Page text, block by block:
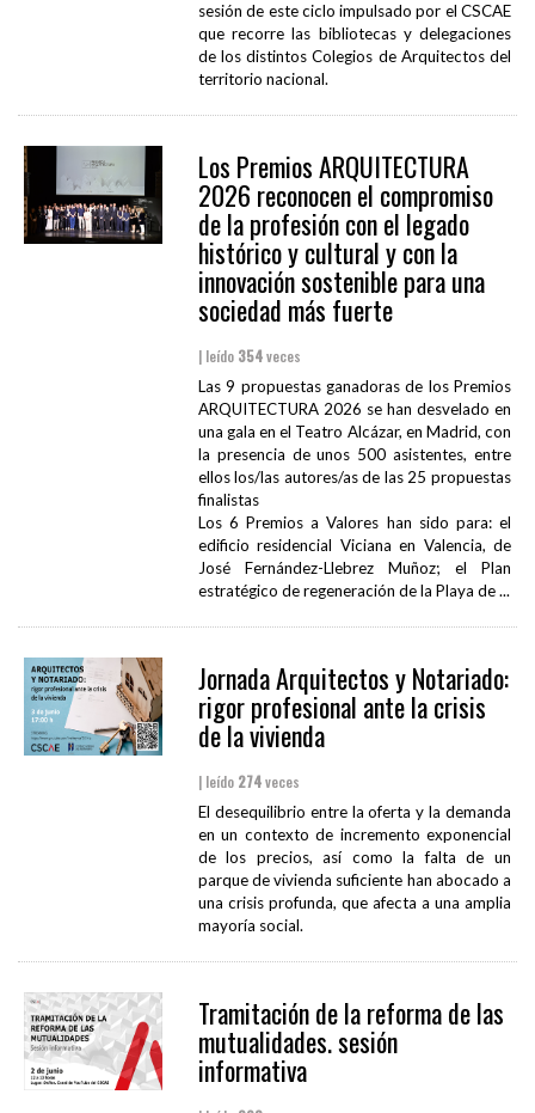
sesión de este ciclo impulsado por el CSCAE
que recorre las bibliotecas y delegaciones
de los distintos Colegios de Arquitectos del
territorio nacional.
Los Premios ARQUITECTURA
2026 reconocen el compromiso
de la profesión con el legado
histórico y cultural y con la
innovación sostenible para una
sociedad más fuerte
| leído 354veces
Las 9 propuestas ganadoras de los Premios
ARQUITECTURA 2026 se han desvelado en
una gala en el Teatro Alcázar, en Madrid, con
la presencia de unos 500 asistentes, entre
ellos los/las autores/as de las 25 propuestas
finalistas
Los 6 Premios a Valores han sido para: el
edificio residencial Viciana en Valencia, de
José Fernández-Llebrez Muñoz; el Plan
estratégico de regeneración de la Playa de ...
Jornada Arquitectos y Notariado:
rigor profesional ante la crisis
de la vivienda
| leído 274veces
El desequilibrio entre la oferta y la demanda
en un contexto de incremento exponencial
de los precios, así como la falta de un
parque de vivienda suficiente han abocado a
una crisis profunda, que afecta a una amplia
mayoría social.
Tramitación de la reforma de las
mutualidades. sesión
informativa